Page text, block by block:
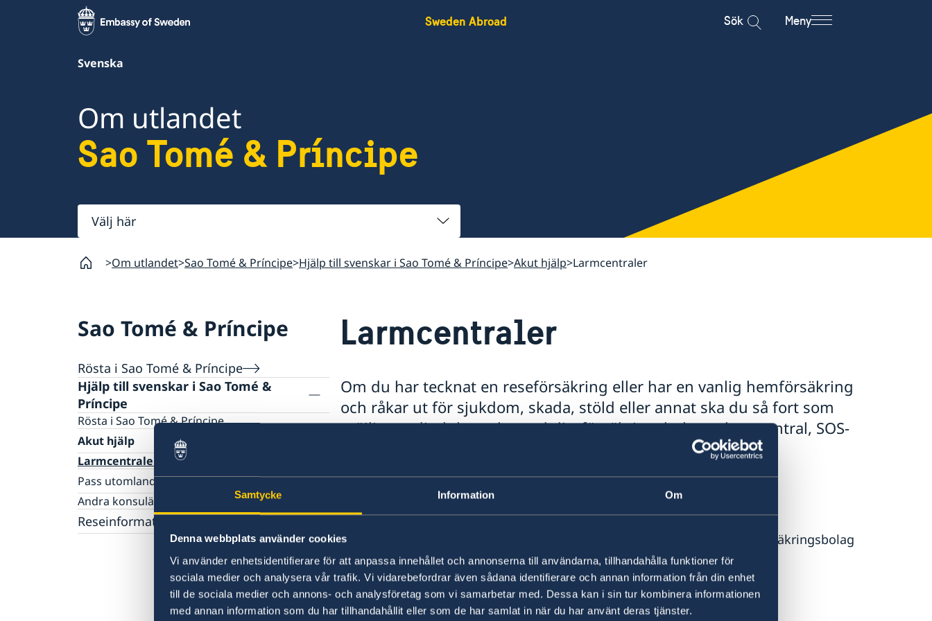
Samtycke Information Om
Denna webbplats använder cookies
Vi använder enhetsidentifierare för att anpassa innehållet och annonserna till användarna, tillhandahålla funktioner för
sociala medier och analysera vår trafik. Vi vidarebefordrar även sådana identifierare och annan information från din enhet
till de sociala medier och annons- och analysföretag som vi samarbetar med. Dessa kan i sin tur kombinera informationen
med annan information som du har tillhandahållit eller som de har samlat in när du har använt deras tjänster.
Sweden Abroad Sök Meny
Svenska
Om utlandet
Sao Tomé & Príncipe
Välj
här
Om utlandet Sao Tomé & Príncipe Hjälp till svenskar i Sao Tomé & Príncipe Akut hjälp Larmcentraler
Sao Tomé & Príncipe
Rösta i Sao Tomé & Príncipe
Hjälp till svenskar i Sao Tomé &
Príncipe
Rösta i Sao Tomé & Príncipe
Akut hjälp
Larmcentraler
Pass utomlands
Provisoriskt pass
Förnyelse av pass
Förlust av pass
Andra konsulära tjänster
Reseinformation
Ambassadens reseinformation
Aktuella händelser
Allmänna säkerhetsläget
Naturförhållanden och katastrofer
Larmcentraler
Om du har tecknat en reseförsäkring eller har en vanlig hemförsäkring
och råkar ut för sjukdom, skada, stöld eller annat ska du så fort som
möjligt ta direktkontakt med ditt försäkringsbolags alarmcentral, SOS-
Försäkringsbolagens larmcentraler
försäkringsbrev eller servicekort framgår vilken alarmcentral som ditt försäkringsbolag
anlitar. Om ej, kontakta försäkringsbolaget för besked.
+45 70 10 50 50 SOS International